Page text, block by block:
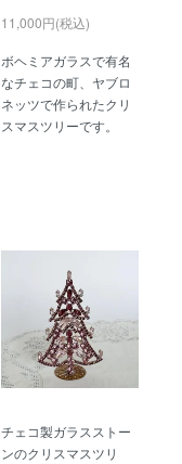
11,000円(税込)
ボヘミアガラスで有名
なチェコの町、ヤブロ
ネッツで作られたクリ
スマスツリーです。
チェコ製ガラスストー
ンのクリスマスツリ